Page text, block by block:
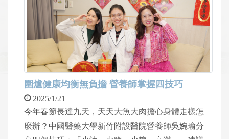
轉之情形，求診中國醫藥學新竹附設醫院婦產科吳
秉忠醫師，經醫病溝通，執行達文西手術，時間約
四小時，以微創方式完成，患者腹部僅兩個兩公分
小傷口，術後住院一天即返家，已快速復原至正常
生活。
圍爐健康均衡無負擔 營養師掌握四技巧
2025/1/21
今年春節長達九天，天天大魚大肉擔心身體走樣怎
麼辦？中國醫藥大學新竹附設醫院營養師吳婉瑜分